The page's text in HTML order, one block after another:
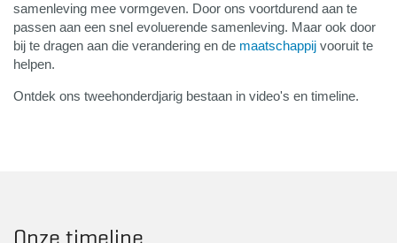
samenleving mee vormgeven. Door ons voortdurend aan te
passen aan een snel evoluerende samenleving. Maar ook door
bij te dragen aan die verandering en de maatschappij vooruit te
helpen.
Ontdek ons tweehonderdjarig bestaan in video's en timeline.